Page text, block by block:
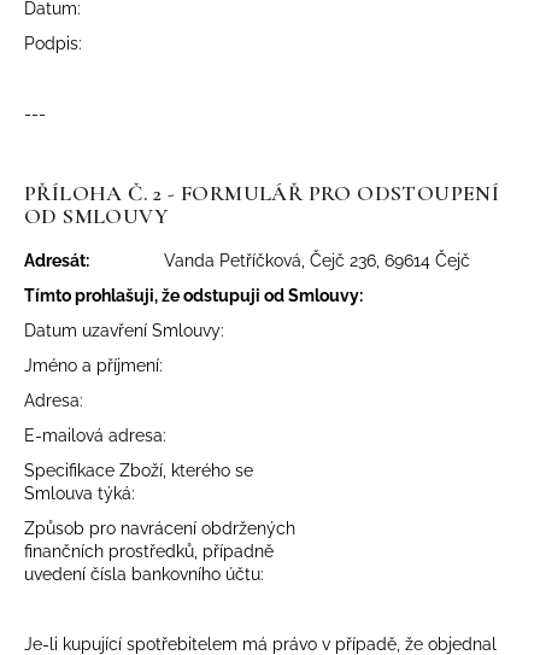
Datum:
Podpis:
---
PŘÍLOHA Č. 2 - FORMULÁŘ PRO ODSTOUPENÍ
OD SMLOUVY
Adresát:
Vanda Petříčková, Čejč 236, 69614 Čejč
Tímto prohlašuji, že odstupuji od Smlouvy:
Datum uzavření Smlouvy:
Jméno a příjmení:
Adresa:
E-mailová adresa:
Specifikace Zboží, kterého se
Smlouva týká:
Způsob pro navrácení obdržených
finančních prostředků, případně
uvedení čísla bankovního účtu:
Je-li kupující spotřebitelem má právo v případě, že objednal